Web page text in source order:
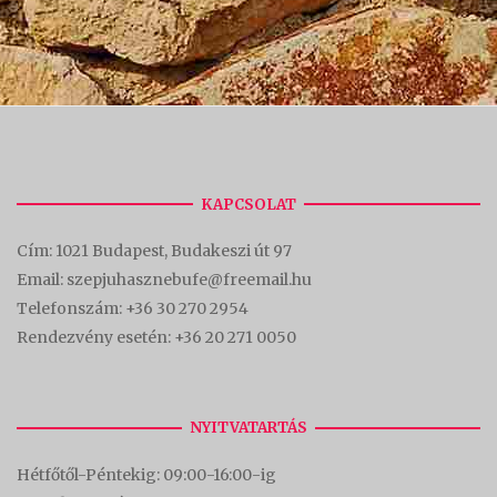
KAPCSOLAT
Cím: 1021 Budapest, Budakeszi út 97
Email: szepjuhasznebufe@freemail.hu
Telefonszám: +36 30 270 2954
Rendezvény esetén: +36 20 271 0050
NYITVATARTÁS
Hétfőtől-Péntekig: 09:00-16:00-ig